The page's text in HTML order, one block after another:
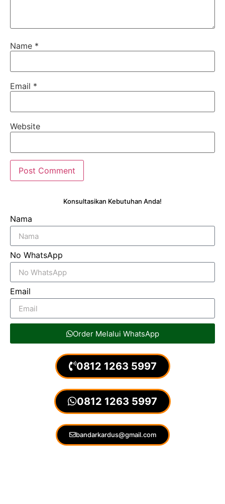
Name *
Email *
Website
Konsultasikan Kebutuhan Anda!
Nama
No WhatsApp
Email
Order Melalui WhatsApp
0812 1263 5997
0812 1263 5997
bandarkardus@gmail.com